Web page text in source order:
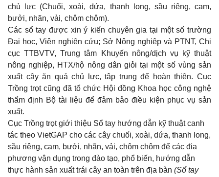
chủ lực (Chuối, xoài, dứa, thanh long, sầu riêng, cam,
bưởi, nhãn, vải, chôm chôm).
Các sổ tay được xin ý kiến chuyên gia tại một số trường
Đại học, Viện nghiên cứu; Sở Nông nghiệp và PTNT, Chi
cục TTBVTV, Trung tâm Khuyến nông/dịch vụ kỹ thuật
nông nghiệp, HTX/hộ nông dân giỏi tại một số vùng sản
xuất cây ăn quả chủ lực, tập trung để hoàn thiện. Cục
Trồng trọt cũng đã tổ chức Hội đồng Khoa học công nghệ
thẩm định Bộ tài liệu để đảm bảo điều kiện phục vụ sản
xuất.
Cục Trồng trọt giới thiệu Sổ tay hướng dẫn kỹ thuật canh
tác theo VietGAP cho các cây chuối, xoài, dứa, thanh long,
sầu riêng, cam, bưởi, nhãn, vải, chôm chôm để các địa
phương vận dụng trong đào tạo, phổ biến, hướng dẫn
thực hành sản xuất trái cây an toàn trên địa bàn (Sổ tay